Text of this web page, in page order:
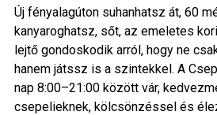
Új fényalagúton suhanhatsz át, 60
kanyaroghatsz, sőt, az emeletes
lejtő gondoskodik arról, hogy ne
hanem játssz is a szintekkel. A
nap 8:00–21:00 között vár,
csepelieknek, kölcsönzéssel és